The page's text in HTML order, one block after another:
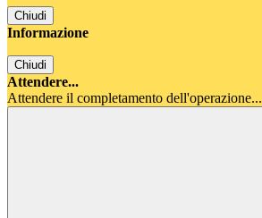
Chiudi
Informazione
Chiudi
Attendere...
Attendere il completamento dell'operazione...